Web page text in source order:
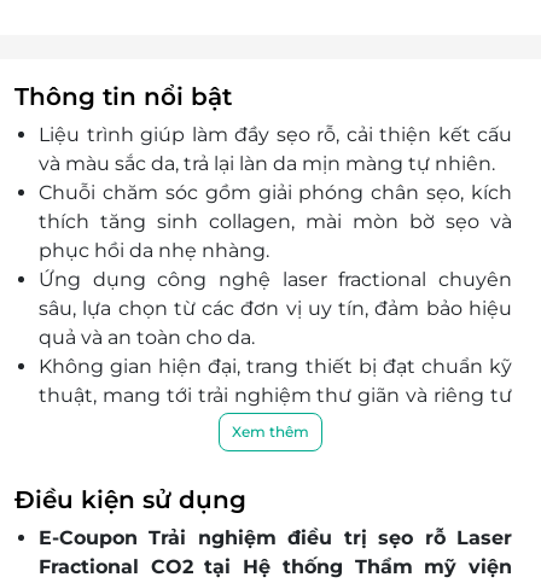
Đắk Lắk
Số 02 - 04 Ngô Quyền, Phường Buôn Ma Thuột, Tỉnh
Đắk Lắk, Việt Nam
02 - 04 Ngô Quyền, Phường Thắng Lợi, Tp. Buôn Ma
Thuột, Tỉnh Đắk Lắk
Khánh Hòa
78 Lý Thánh Tôn, Phường Tây Nha Trang, Tỉnh Khánh
Hòa, Việt Nam
Số 78 Lý Thánh Tôn, Phường Phương Sài, Tp. Nha
Trang
Số 154 Đường Trần Hưng Đạo, Phường Phú Thủy,
Bình Thuận
154 Trần Hưng Đạo, P. Phú Thủy, Tp. Phan Thiết
Thông tin nổi bật
Liệu trình giúp làm đầy sẹo rỗ, cải thiện kết cấu
và màu sắc da, trả lại làn da mịn màng tự nhiên.
Chuỗi chăm sóc gồm giải phóng chân sẹo, kích
thích tăng sinh collagen, mài mòn bờ sẹo và
phục hồi da nhẹ nhàng.
Ứng dụng công nghệ laser fractional chuyên
sâu, lựa chọn từ các đơn vị uy tín, đảm bảo hiệu
quả và an toàn cho da.
Không gian hiện đại, trang thiết bị đạt chuẩn kỹ
thuật, mang tới trải nghiệm thư giãn và riêng tư
Đội ngũ chuyên gia nhiều năm kinh nghiệm
trong lĩnh vực thẩm mỹ, am hiểu các giải pháp
chăm sóc và phục hồi da tối ưu.
Chuyên viên có bằng cấp chính quy, chứng chỉ
hành nghề, luôn cẩn trọng trong từng khâu
Xem thêm
Điều kiện sử dụng
E-Coupon Trải nghiệm điều trị sẹo rỗ Laser
Fractional CO2 tại Hệ thống Thẩm mỹ viện